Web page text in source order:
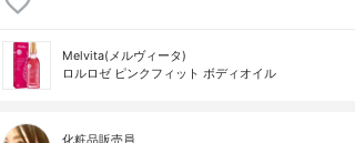
Melvita(メルヴィータ)
ロルロゼ ピンクフィット ボディオイル
化粧品販売員